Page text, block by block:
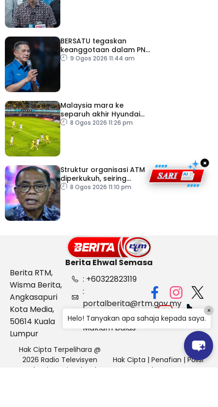
BERSATU tegaskan
keanggotaan dalam PN
masih sah
9 Ogos 2026 11:44 am
Malaysia mara ke
separuh akhir Hyundai
ASEAN Cup
8 Ogos 2026 11:26 pm
Struktur organisasi ATM
diperkukuh, seiring
pemodenan aset
8 Ogos 2026 11:10 pm
×
Berita Ehwal Semasa
Berita RTM,
Wisma Berita,
Angkasapuri
Kota Media,
50614 Kuala
Lumpur
: +60322823119
:
portalberita@rtm.gov.my
: Aduan &
Maklum balas
Hak Cipta Terpelihara @
2026 Radio Televisyen
Malaysia, Berita Ehwal
Hak Cipta | Penafian | Polisi
Keselamatan
Helo! Tanyakan apa sahaja kepada saya.
×